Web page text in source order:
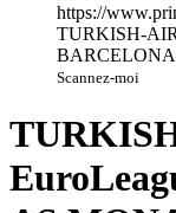
Scannez-moi